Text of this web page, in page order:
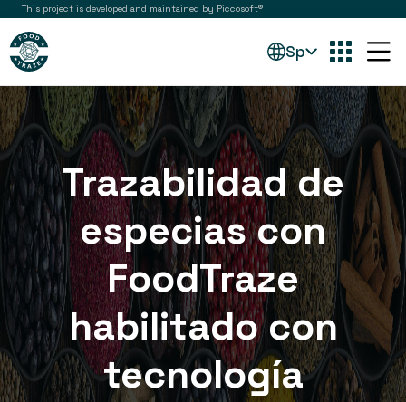
This project is developed and maintained by Piccosoft®
Sp
Trazabilidad de
especias con
FoodTraze
habilitado con
tecnología